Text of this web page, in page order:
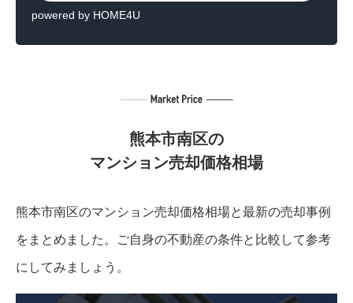
powered by HOME4U
熊本市南区の
マンション売却価格相場
熊本市南区のマンション売却価格相場と最新の売却事例
をまとめました。 ご自身の不動産の条件と比較して参考
にしてみましょう。